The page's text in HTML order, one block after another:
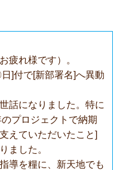
疲れ様です）。
]付で[新部署名]へ異動
話になりました。特に
プロジェクトで納期
えていただいたこと]
ました。
導を糧に、新天地でも